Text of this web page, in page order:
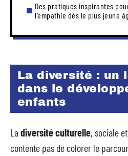
Des pratiques inspirantes
l’empathie dès le plus jeune
La diversité : un
dans le
enfants
Ladiversité culturelle, sociale
contente pas de colorer le